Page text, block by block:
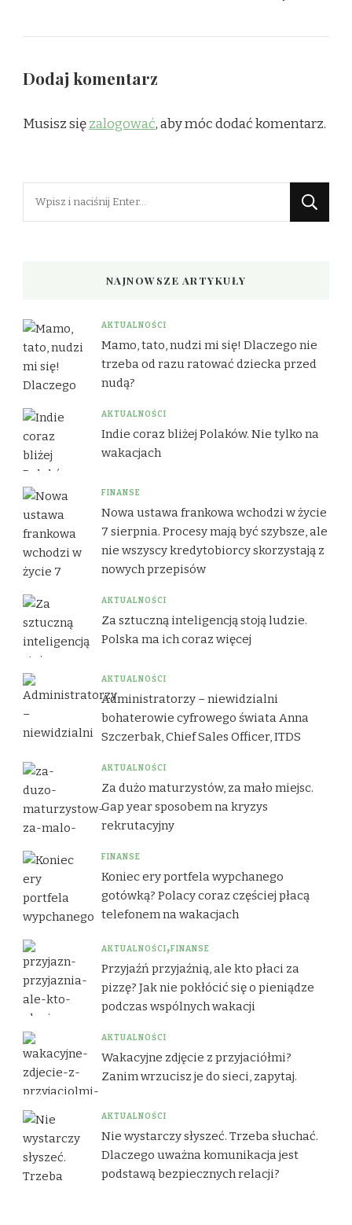
Dodaj komentarz
Musisz sięzalogować, aby móc dodać komentarz.
NAJNOWSZE ARTYKUŁY
AKTUALNOŚCI
Mamo, tato, nudzi mi się! Dlaczego nie
trzeba od razu ratować dziecka przed
nudą?
AKTUALNOŚCI
Indie coraz bliżej Polaków. Nie tylko na
wakacjach
FINANSE
Nowa ustawa frankowa wchodzi w życie
7 sierpnia. Procesy mają być szybsze, ale
nie wszyscy kredytobiorcy skorzystają z
nowych przepisów
AKTUALNOŚCI
Za sztuczną inteligencją stoją ludzie.
Polska ma ich coraz więcej
AKTUALNOŚCI
Administratorzy – niewidzialni
bohaterowie cyfrowego świata Anna
Szczerbak, Chief Sales Officer, ITDS
AKTUALNOŚCI
Za dużo maturzystów, za mało miejsc.
Gap year sposobem na kryzys
rekrutacyjny
FINANSE
Koniec ery portfela wypchanego
gotówką? Polacy coraz częściej płacą
telefonem na wakacjach
AKTUALNOŚCI FINANSE
Przyjaźń przyjaźnią, ale kto płaci za
pizzę? Jak nie pokłócić się o pieniądze
podczas wspólnych wakacji
AKTUALNOŚCI
Wakacyjne zdjęcie z przyjaciółmi?
Zanim wrzucisz je do sieci, zapytaj.
AKTUALNOŚCI
Nie wystarczy słyszeć. Trzeba słuchać.
Dlaczego uważna komunikacja jest
podstawą bezpiecznych relacji?